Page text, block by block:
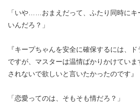
「いや……おまえだって、ふたり同時にキ
いんだろ？」
『キープちゃんを安全に確保するには、
ですが、マスターは温情ばかりかけてい
されないで欲しいと言いたかったのです』
「恋愛ってのは、そもそも情だろ？」